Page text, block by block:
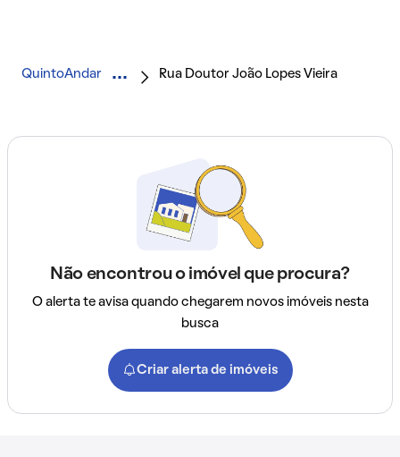
QuintoAndar Rua Doutor João Lopes Vieira
Não encontrou o imóvel que procura?
O alerta te avisa quando chegarem novos imóveis nesta
busca
Criar alerta de imóveis